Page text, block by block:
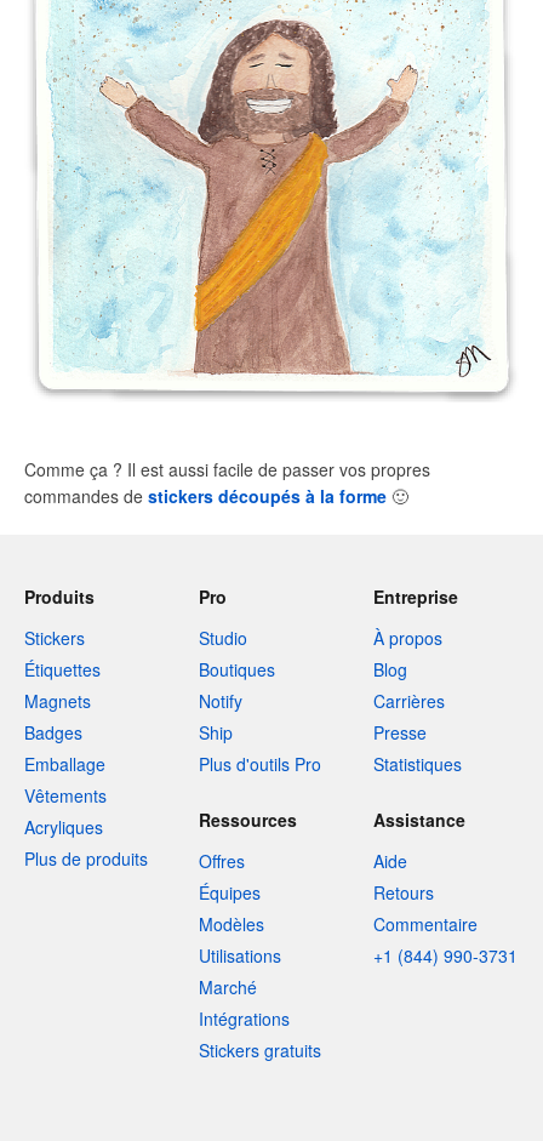
Comme ça ? Il est aussi facile de passer vos propres
commandes de stickers découpés à la forme 🙂
Produits
Stickers
Étiquettes
Magnets
Badges
Emballage
Vêtements
Acryliques
Plus de produits
Pro
Studio
Boutiques
Notify
Ship
Plus d'outils Pro
Entreprise
À propos
Blog
Carrières
Presse
Statistiques
Ressources
Offres
Équipes
Modèles
Utilisations
Marché
Intégrations
Stickers gratuits
Assistance
Aide
Retours
Commentaire
+1 (844) 990-3731